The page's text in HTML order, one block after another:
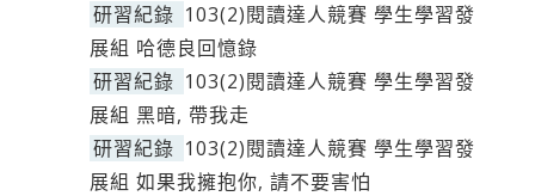
研習紀錄 103(2)閱讀達人競賽 學生學習發
展組 哈德良回憶錄
研習紀錄 103(2)閱讀達人競賽 學生學習發
展組 黑暗, 帶我走
研習紀錄 103(2)閱讀達人競賽 學生學習發
展組 如果我擁抱你, 請不要害怕